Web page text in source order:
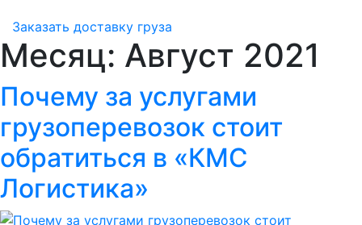
Заказать доставку груза
Месяц: Август 2021
Почему за услугами
грузоперевозок стоит
обратиться в «КМС
Логистика»